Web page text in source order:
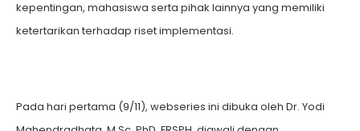
kepentingan, mahasiswa serta pihak lainnya yang memiliki
ketertarikan terhadap riset implementasi.
Pada hari pertama (9/11), webseries ini dibuka oleh Dr. Yodi